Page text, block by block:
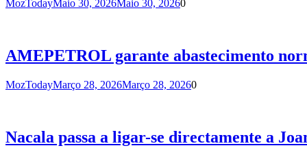
MozTodayMaio 30, 2026Maio 30, 20260
AMEPETROL garante abastecimento
MozTodayMarço 28, 2026Março 28, 20260
Nacala passa a ligar-se directamente a